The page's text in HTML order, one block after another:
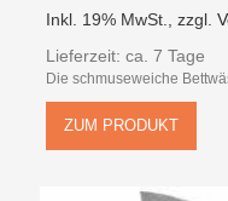
Inkl. 19% MwSt. ,zzgl.
Lieferzeit: ca. 7 Tage
Die schmuseweiche
ZUM PRODUKT